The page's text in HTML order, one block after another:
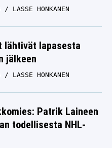
LASSE HONKANEN
lähtivät lapasesta
jälkeen
LASSE HONKANEN
Patrik Laineen
todellisesta NHL-